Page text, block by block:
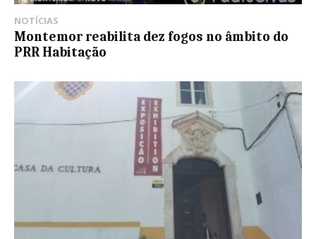
NOTÍCIAS
Montemor reabilita dez fogos no âmbito do
PRR Habitação